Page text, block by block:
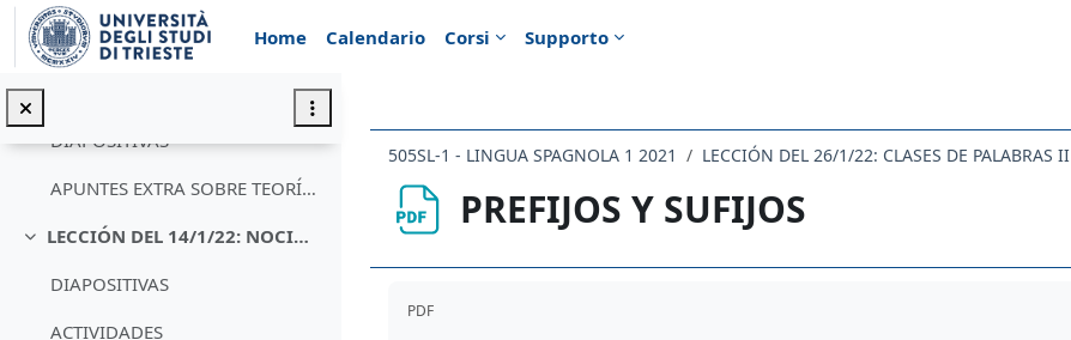
Vai al contenuto principale
Home
Calendario Corsi Supporto
LA CORTESÍA EN LA COMUNICACIÓN DE BARROS Y BERNAL
Minimizza
LECCIÓN DEL 17/12/21: CORTESÍA COMUNICATIVA, APLICACIÓN PRÁCTICA
DIAPOSITIVAS
APUNTES EXTRA SOBRE TEORÍAS DE LA CORTESÍA
Minimizza
LECCIÓN DEL 14/1/22: NOCIONES DE MORFOLOGÍA ESPANOLA
DIAPOSITIVAS
ACTIVIDADES
505SL-1 - LINGUA SPAGNOLA 1 2021 LECCIÓN DEL 26/1/22: CLASES DE PALABRAS II
PREFIJOS Y SUFIJOS
PDF